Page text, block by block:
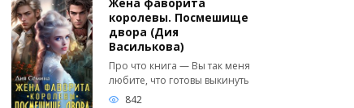
Жена фаворита
королевы. Посмешище
двора (Дия
Василькова)
Про что книга — Вы так меня
любите, что готовы выкинуть
842